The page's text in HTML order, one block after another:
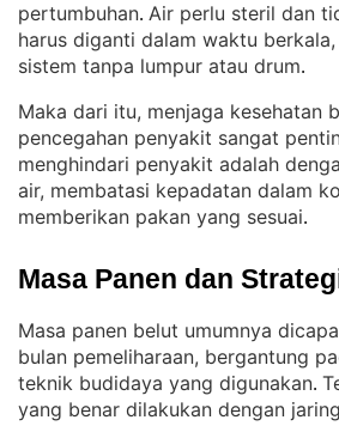
pertumbuhan. Air perlu steril dan
harus diganti dalam waktu
sistem tanpa lumpur atau drum.
Maka dari itu, menjaga kesehatan
pencegahan penyakit sangat
menghindari penyakit adalah
air, membatasi kepadatan dalam
memberikan pakan yang sesuai.
Masa Panen dan
Masa panen belut umumnya
bulan pemeliharaan, bergantung
teknik budidaya yang digunakan.
yang benar dilakukan dengan